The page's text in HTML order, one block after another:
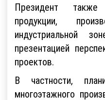
Президент
продукции,
индустриальной
презентацией
проектов.
В частности,
многоэтажного